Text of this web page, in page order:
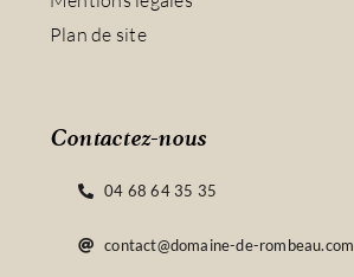
Plan de site
Contactez-nous
04 68 64 35 35
contact@domaine-de-rombeau.com